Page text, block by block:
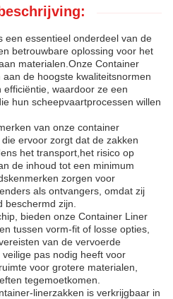
een essentieel onderdeel van de
betrouwbare oplossing voor het
materialen.Onze Container
de hoogste kwaliteitsnormen
waardoor ze een
hun scheepvaartprocessen willen
van onze container
ervoor zorgt dat de zakken
het transport,het risico op
de inhoud tot een minimum
zorgen voor
als ontvangers, omdat zij
zijn.
bieden onze Container Liner
tussen vorm-fit of losse opties,
van de vervoerde
pas nodig heeft voor
voor grotere materialen,
tegemoetkomen.
linerzakken is verkrijgbaar in